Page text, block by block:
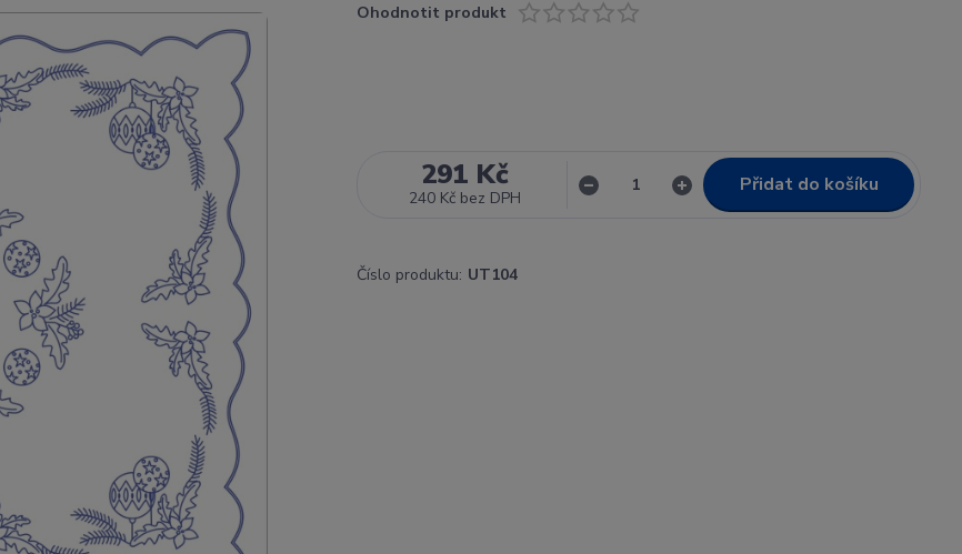
Ohodnotit produkt
291 Kč
240 Kč bez DPH
Přidat do košíku
Číslo produktu: UT104